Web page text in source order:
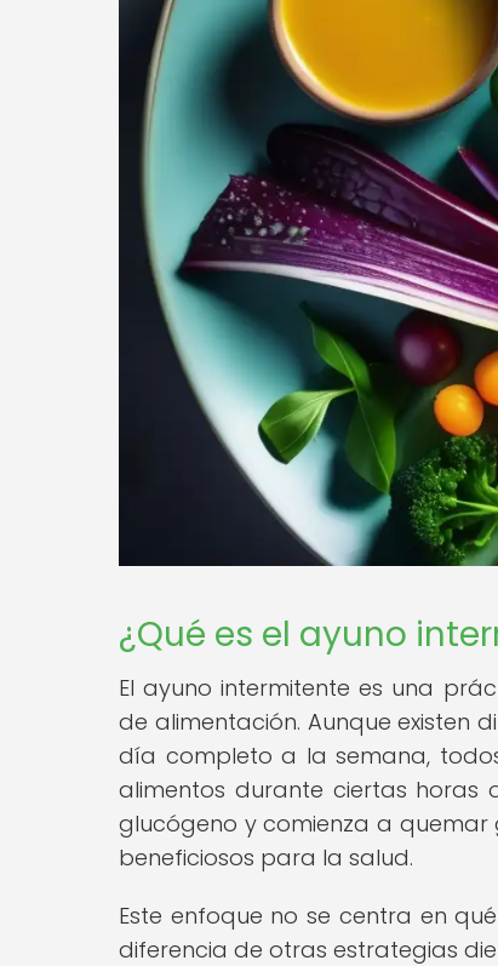
¿Qué es el ayuno
El ayuno intermitente es una
de alimentación. Aunque existen
día completo a la semana,
alimentos durante ciertas horas
glucógeno y comienza a
beneficiosos para la salud.
Este enfoque no se centra en
diferencia de otras estrategias